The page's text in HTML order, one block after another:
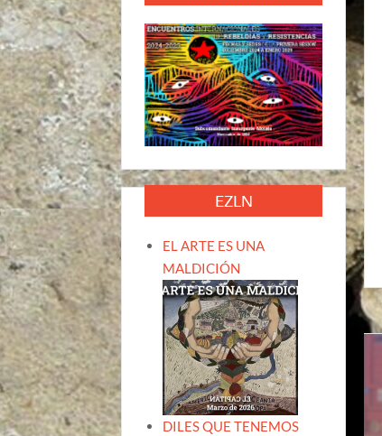
EZLN
EL ARTE ES UNA
MALDICIÓN
DILES QUE TENEMOS